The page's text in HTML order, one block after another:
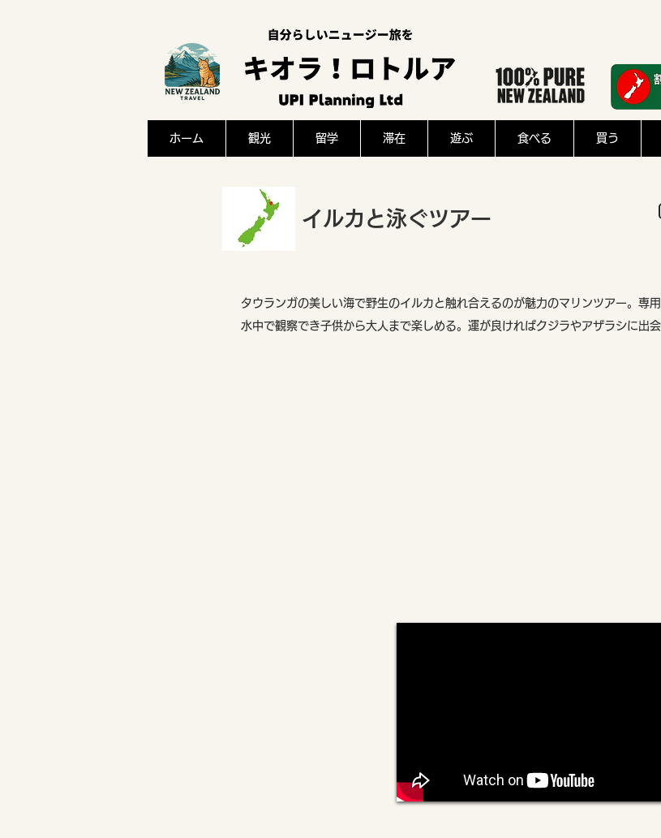
ホーム 観光 留学 滞在 遊ぶ 食べる 買う
イルカと泳ぐツアー
タウランガの美しい海で野生のイルカと触れ合えるのが魅力のマリンツアー。専
水中で観察でき子供から大人まで楽しめる。運が良ければクジラやアザラシに出会